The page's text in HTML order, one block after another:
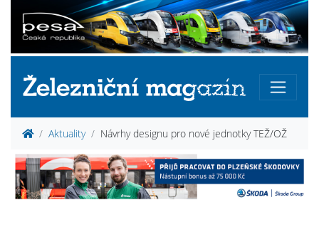
Aktuality Návrhy designu pro nové jednotky TEŽ/OŽ